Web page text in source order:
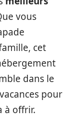
vous
cet
dans le
pour
à offrir.